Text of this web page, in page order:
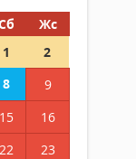
Жс
1
2
8
9
15
16
22
23